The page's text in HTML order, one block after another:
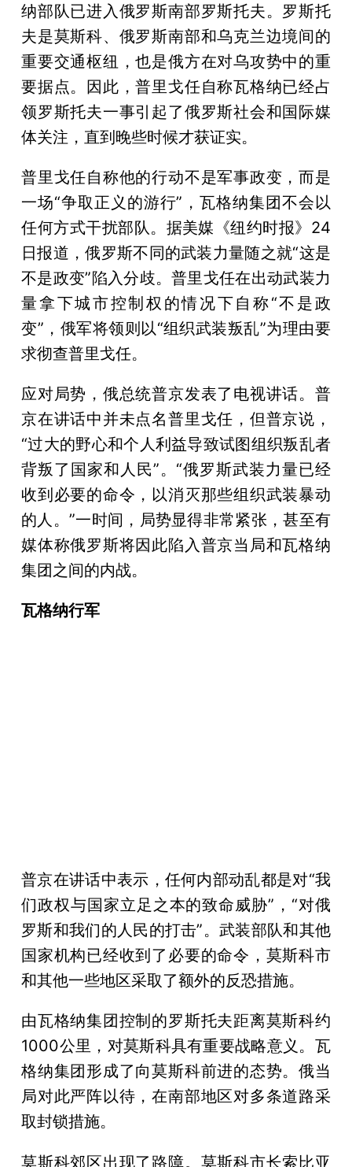
纳部队已进入俄罗斯南部罗斯托夫。罗斯托
夫是莫斯科、俄罗斯南部和乌克兰边境间的
重要交通枢纽，也是俄方在对乌攻势中的重
要据点。因此，普里戈任自称瓦格纳已经占
领罗斯托夫一事引起了俄罗斯社会和国际媒
体关注，直到晚些时候才获证实。
普里戈任自称他的行动不是军事政变，而是
一场“争取正义的游行”，瓦格纳集团不会以
任何方式干扰部队。据美媒《纽约时报》24
日报道，俄罗斯不同的武装力量随之就“这是
不是政变”陷入分歧。普里戈任在出动武装力
量拿下城市控制权的情况下自称“不是政
变”，俄军将领则以“组织武装叛乱”为理由要
求彻查普里戈任。
应对局势，俄总统普京发表了电视讲话。普
京在讲话中并未点名普里戈任，但普京说，
“过大的野心和个人利益导致试图组织叛乱者
背叛了国家和人民”。“俄罗斯武装力量已经
收到必要的命令，以消灭那些组织武装暴动
的人。”一时间，局势显得非常紧张，甚至有
媒体称俄罗斯将因此陷入普京当局和瓦格纳
集团之间的内战。
瓦格纳行军
普京在讲话中表示，任何内部动乱都是对“我
们政权与国家立足之本的致命威胁”，“对俄
罗斯和我们的人民的打击”。武装部队和其他
国家机构已经收到了必要的命令，莫斯科市
和其他一些地区采取了额外的反恐措施。
由瓦格纳集团控制的罗斯托夫距离莫斯科约
1000公里，对莫斯科具有重要战略意义。瓦
格纳集团形成了向莫斯科前进的态势。俄当
局对此严阵以待，在南部地区对多条道路采
取封锁措施。
莫斯科郊区出现了路障。莫斯科市长索比亚